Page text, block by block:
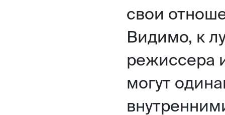
свои
Видимо, к
режиссера
могут